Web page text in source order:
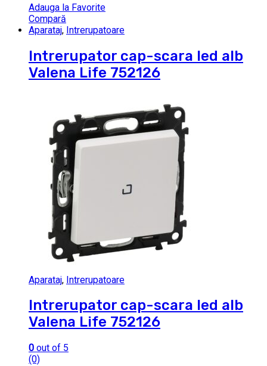
Adauga la Favorite
Compară
Aparataj, Intrerupatoare
Intrerupator cap-scara led alb
Valena Life 752126
Aparataj, Intrerupatoare
Intrerupator cap-scara led alb
Valena Life 752126
0 out of 5
(0)